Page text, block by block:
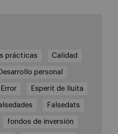
prácticas Calidad
personal
Error Esperit de lluita
Falsedats
fondos de inversión